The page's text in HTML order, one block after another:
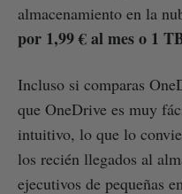
almacenamiento en la
por 1,99 € al mes o 1
Incluso si comparas
que OneDrive es muy
intuitivo, lo que lo
los recién llegados al
ejecutivos de pequeñas